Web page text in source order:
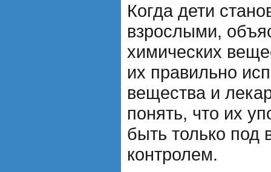
Когда дети
взрослыми,
химических
их правильно
вещества и
понять, что их
быть только
контролем.